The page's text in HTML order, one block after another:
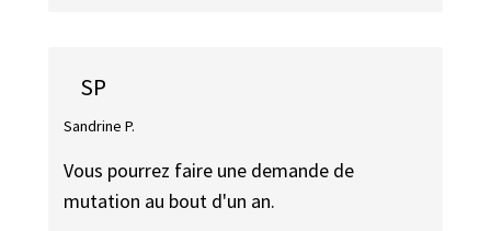
SP
Sandrine P.
Vous pourrez faire une demande de
mutation au bout d'un an.